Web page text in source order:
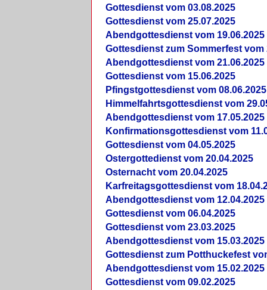
Gottesdienst vom 03.08.2025
Gottesdienst vom 25.07.2025
Abendgottesdienst vom 19.06.2025
Gottesdienst zum Sommerfest vom
Abendgottesdienst vom 21.06.2025
Gottesdienst vom 15.06.2025
Pfingstgottesdienst vom 08.06.2025
Himmelfahrtsgottesdienst vom
Abendgottesdienst vom 17.05.2025
Konfirmationsgottesdienst vom
Gottesdienst vom 04.05.2025
Ostergottedienst vom 20.04.2025
Osternacht vom 20.04.2025
Karfreitagsgottesdienst vom
Abendgottesdienst vom 12.04.2025
Gottesdienst vom 06.04.2025
Gottesdienst vom 23.03.2025
Abendgottesdienst vom 15.03.2025
Gottesdienst zum Potthuckefest
Abendgottesdienst vom 15.02.2025
Gottesdienst vom 09.02.2025